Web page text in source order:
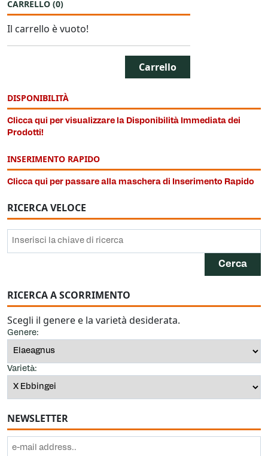
CARRELLO (0)
Il carrello è vuoto!
Carrello
DISPONIBILITÀ
Clicca qui per visualizzare la Disponibilità Immediata dei
Prodotti!
INSERIMENTO RAPIDO
Clicca qui per passare alla maschera di Inserimento Rapido
RICERCA VELOCE
RICERCA A SCORRIMENTO
Scegli il genere e la varietà desiderata.
Genere:
Varietà:
NEWSLETTER